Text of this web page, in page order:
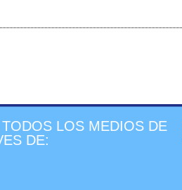
LOS MEDIOS DE
DE: